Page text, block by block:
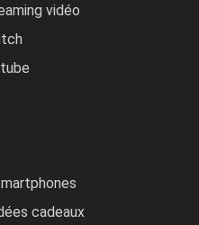
vidéo
cadeaux